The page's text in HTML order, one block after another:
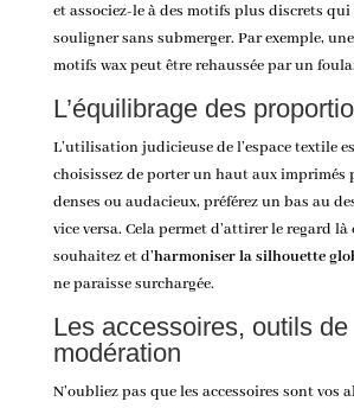
et associez-le à des motifs plus discrets
souligner sans submerger. Par exemple,
motifs wax peut être rehaussée par un
L’équilibrage des
L’utilisation judicieuse de l’espace textile
choisissez de porter un haut aux
denses ou audacieux, préférez un bas au
vice versa. Cela permet d’attirer le regard là
souhaitez et d’harmoniser la silhouette
ne paraisse surchargée.
Les accessoires, outils de
modération
N’oubliez pas que les accessoires sont vos